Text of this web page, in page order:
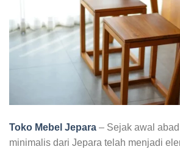
Toko Mebel Jepara – Sejak awal
minimalis dari Jepara telah menjadi